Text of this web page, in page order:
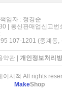
임자 : 정경순
| 통신판매업신고
107-1201 (중계동,
약관| 개인정보처리
서적 All rights
MakeShop